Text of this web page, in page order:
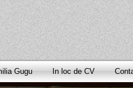
Gugu In loc de CV